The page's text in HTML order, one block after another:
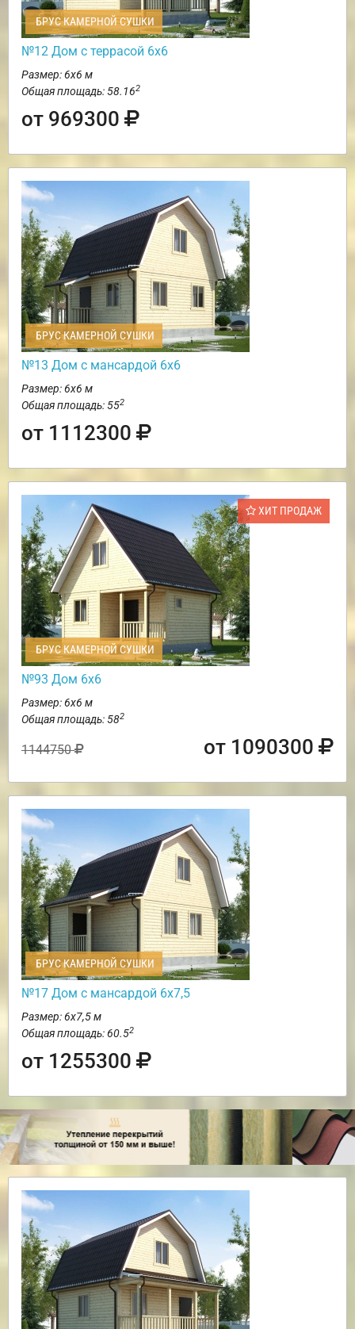
БРУС КАМЕРНОЙ СУШКИ
№12 Дом с террасой 6х6
Размер: 6х6 м
Общая площадь: 58.162
от 969300
БРУС КАМЕРНОЙ СУШКИ
№13 Дом с мансардой 6х6
Размер: 6х6 м
Общая площадь: 552
от 1112300
ХИТ ПРОДАЖ
БРУС КАМЕРНОЙ СУШКИ
№93 Дом 6х6
Размер: 6х6 м
Общая площадь: 582
1144750 от 1090300
БРУС КАМЕРНОЙ СУШКИ
№17 Дом с мансардой 6х7,5
Размер: 6х7,5 м
Общая площадь: 60.52
от 1255300